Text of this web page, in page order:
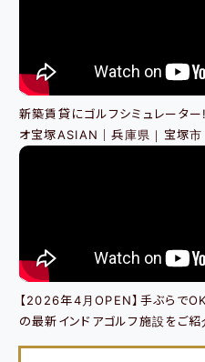
新築賃貸にゴルフシミュレータ
オ宝塚ASIAN｜兵庫県｜宝塚市
【2026年4月OPEN】手ぶらで
の最新インドアゴルフ施設をご紹